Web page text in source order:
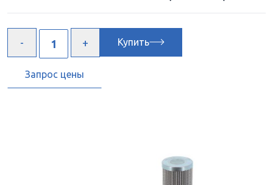
Купить
Запрос цены